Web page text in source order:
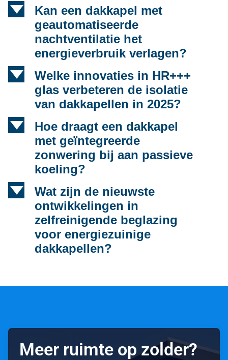
d
Kan een dakkapel met
geautomatiseerde
nachtventilatie het
energieverbruik verlagen?
d
Welke innovaties in HR+++
glas verbeteren de isolatie
van dakkapellen in 2025?
d
Hoe draagt een dakkapel
met geïntegreerde
zonwering bij aan passieve
koeling?
d
Wat zijn de nieuwste
ontwikkelingen in
zelfreinigende beglazing
voor energiezuinige
dakkapellen?
Meer ruimte op zolder?